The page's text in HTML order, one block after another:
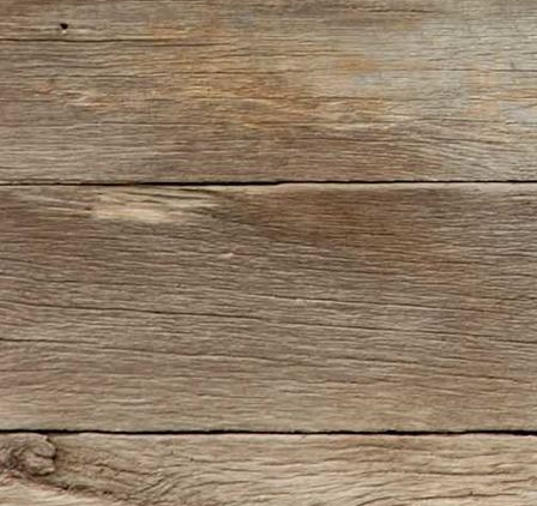
Nostalgieexpress 2016 (24)-001